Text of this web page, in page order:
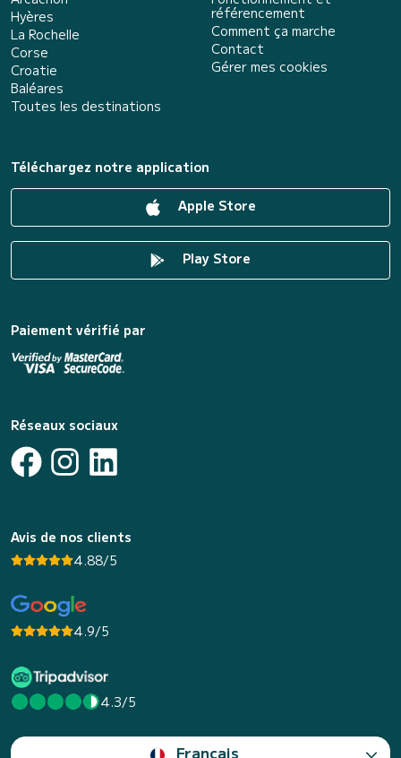
Hyères
La Rochelle
Corse
Croatie
Baléares
Toutes les destinations
référencement
Comment ça marche
Contact
Gérer mes cookies
Téléchargez notre application
Apple Store
Play Store
Paiement vérifié par
Réseaux sociaux
Avis de nos clients
4.88/5
4.9/5
4.3/5
Français